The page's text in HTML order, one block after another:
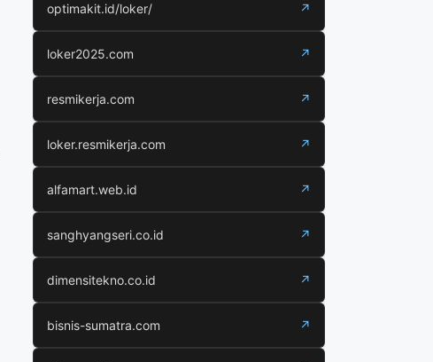
optimakit.id/loker/ ↗
loker2025.com ↗
resmikerja.com ↗
loker.resmikerja.com ↗
alfamart.web.id ↗
sanghyangseri.co.id ↗
dimensitekno.co.id ↗
bisnis-sumatra.com ↗